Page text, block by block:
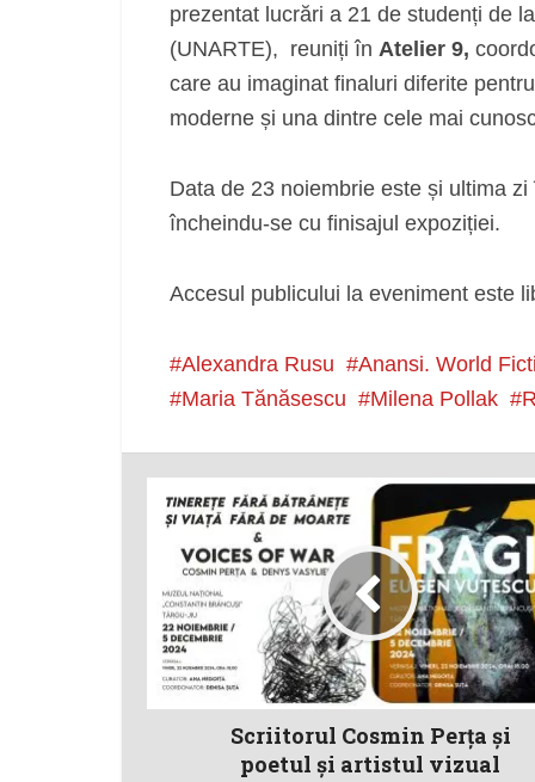
prezentat lucrări a 21 de studenți de
(UNARTE), reuniți în Atelier 9,
care au imaginat finaluri diferite
moderne și una dintre cele mai
Data de 23 noiembrie este și ultima
încheindu-se cu finisajul expoziției.
Accesul publicului la eveniment este
Alexandra Rusu
Anansi. World
Maria Tănăsescu
Milena Pollak
Scriitorul Cosmin Perța și
poetul și artistul vizual